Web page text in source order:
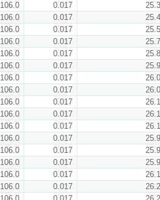
106.0 0.017
25.3
106.0 0.017
25.4
106.0 0.017
25.5
106.0 0.017
25.7
106.0 0.017
25.8
106.0 0.017
25.9
106.0 0.017
26.0
106.0 0.017
26.0
106.0 0.017
26.1
106.0 0.017
26.1
106.0 0.017
26.1
106.0 0.017
25.9
106.0 0.017
25.9
106.0 0.017
25.9
106.0 0.017
26.1
106.0 0.017
26.2